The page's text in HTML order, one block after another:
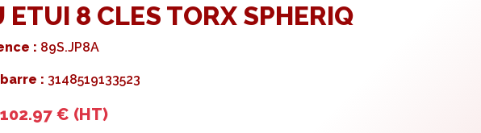
ETUI 8 CLES TORX SPHERIQ
: 89S.JP8A
: 3148519133523
€ (HT)